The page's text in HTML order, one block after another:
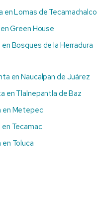
en Lomas de Tecamachalco
Green House
Bosques de la Herradura
en Naucalpan de Juárez
en Tlalnepantla de Baz
en Metepec
Tecamac
Toluca